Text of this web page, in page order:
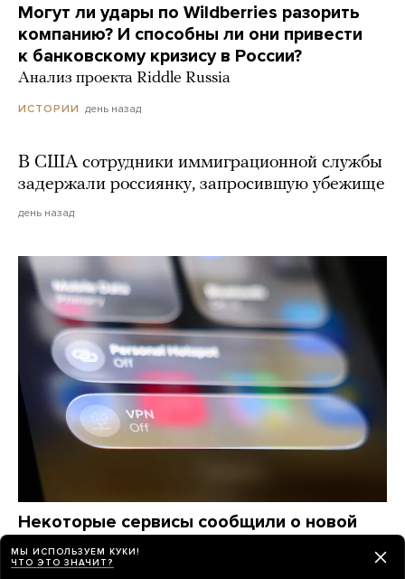
Могут ли удары по Wildberries разорить
компанию? И способны ли они привести
к банковскому кризису в России?
Анализ проекта Riddle Russia
ИСТОРИИ день назад
В США сотрудники иммиграционной службы
задержали россиянку, запросившую убежище
день назад
Некоторые сервисы сообщили о новой
волне блокировок VPN в России.
Ее называют одной из крупнейших
МЫ ИСПОЛЬЗУЕМ КУКИ!
ЧТО ЭТО ЗНАЧИТ?